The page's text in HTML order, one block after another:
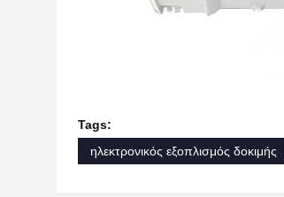
Tags:
ηλεκτρονικός εξοπλισμός δοκιμής